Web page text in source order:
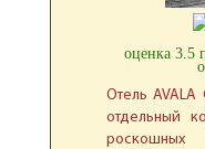
оценка 3.5
Отель AVALA
отдельный